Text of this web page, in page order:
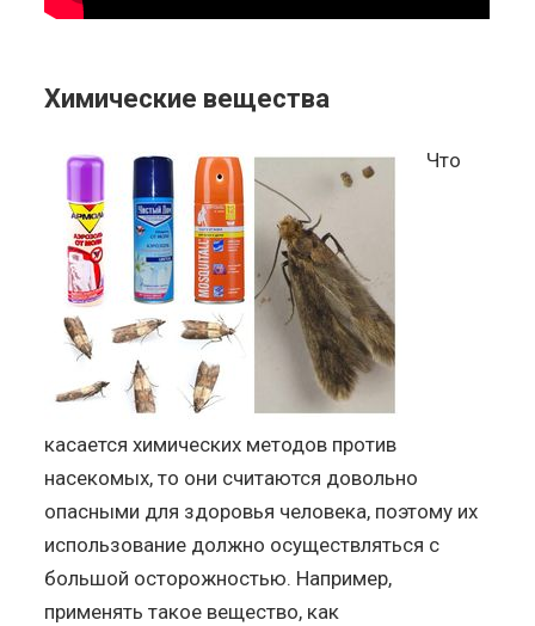
Химические вещества
Что
касается химических методов против
насекомых, то они считаются довольно
опасными для здоровья человека, поэтому их
использование должно осуществляться с
большой осторожностью. Например,
применять такое вещество, как